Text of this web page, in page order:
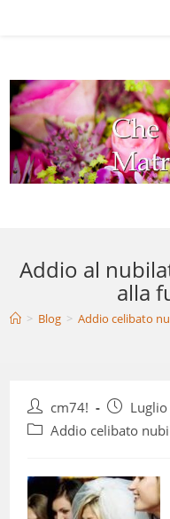
Addio al
alla
> Blog > Addio celibato
Autore
dell'articolo:
cm74!
Articolo
Categoria
Addio celibato